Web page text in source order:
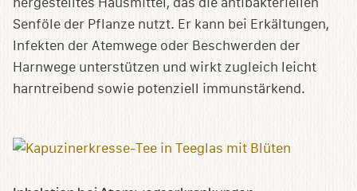
hergestelltes Hausmittel, das die antibakteriellen
Senföle der Pflanze nutzt. Er kann bei Erkältungen,
Infekten der Atemwege oder Beschwerden der
Harnwege unterstützen und wirkt zugleich leicht
harntreibend sowie potenziell immunstärkend.